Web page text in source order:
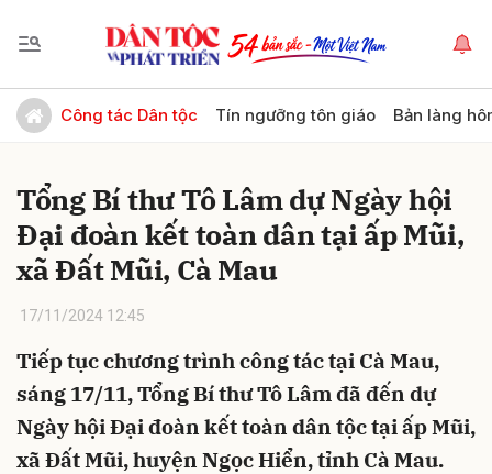
Công tác Dân tộc Tín ngưỡng tôn giáo Bản làng
Tổng Bí thư Tô Lâm dự Ngày hội
Đại đoàn kết toàn dân tại ấp Mũi,
xã Đất Mũi, Cà Mau
17/11/2024 12:45
Tiếp tục chương trình công tác tại Cà Mau,
sáng 17/11, Tổng Bí thư Tô Lâm đã đến dự
Ngày hội Đại đoàn kết toàn dân tộc tại ấp Mũi,
xã Đất Mũi, huyện Ngọc Hiển, tỉnh Cà Mau.
Gửi bình luận